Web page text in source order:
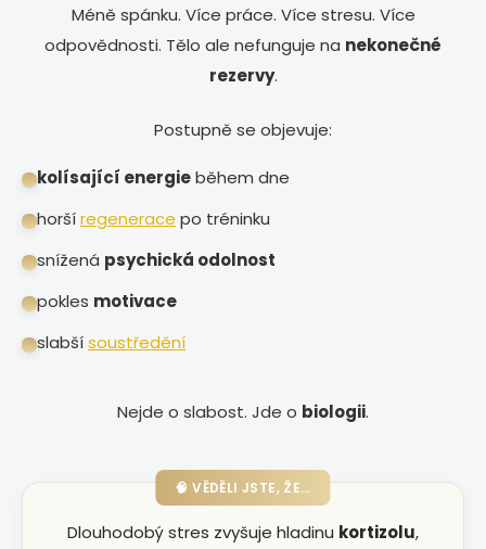
Méně spánku. Více práce. Více stresu. Více
odpovědnosti. Tělo ale nefunguje na nekonečné
rezervy.
Postupně se objevuje:
kolísající energieběhem dne
horšíregenerace po tréninku
snížená psychická odolnost
pokles motivace
slabšísoustředění
Nejde o slabost. Jde o biologii.
🧠 VĚDĚLI JSTE, ŽE…
Dlouhodobý stres zvyšuje hladinu kortizolu,